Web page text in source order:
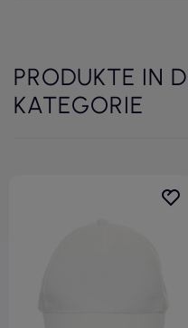
PRODUKTE IN
KATEGORIE